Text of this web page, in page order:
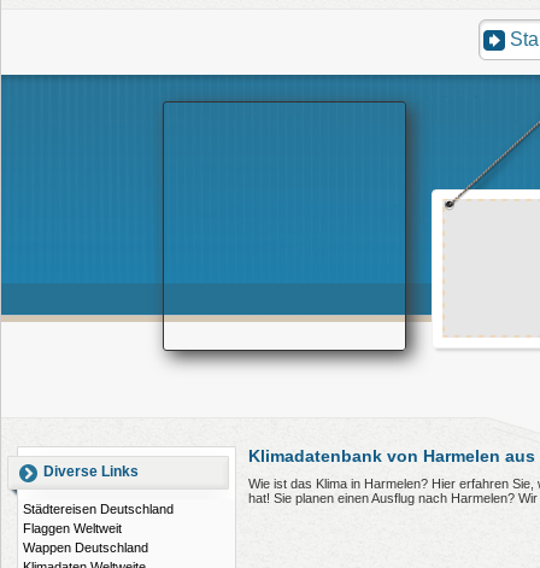
Diverse Links
Städtereisen Deutschland
Flaggen Weltweit
Wappen Deutschland
Klimadatenbank von Harmelen
Wie ist das Klima in Harmelen? Hier erfahren
hat! Sie planen einen Ausflug nach Harmelen?